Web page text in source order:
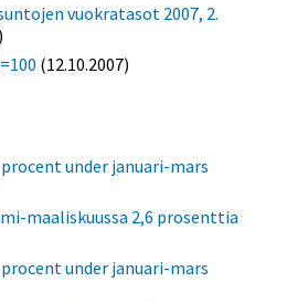
vuokratasot 2007, 2.
(12.10.2007)
under januari-mars
maaliskuussa 2,6 prosenttia
under januari-mars